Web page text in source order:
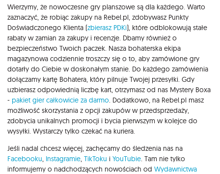
Wierzymy, że nowoczesne gry planszowe są dla każdego. Warto
zaznaczyć, że robiąc zakupy na Rebel.pl, zdobywasz Punkty
Doświadczonego Klienta (zbierasz PDKi), które odblokowują stałe
rabaty w zamian za zakupy i recenzje. Dbamy również o
bezpieczeństwo Twoich paczek. Nasza bohaterska ekipa
magazynowa codziennie troszczy się o to, aby zamówione gry
dotarły do Ciebie w doskonałym stanie. Do każdego zamówienia
dołączamy kartę Bohatera, który pilnuje Twojej przesyłki. Gdy
uzbierasz odpowiednią liczbę kart, otrzymasz od nas Mystery Boxa
- pakiet gier całkowicie za darmo. Dodatkowo, na Rebel.pl masz
możliwość skorzystania z opcji zakupów w przedsprzedaży,
zdobycia unikalnych promocji i bycia pierwszym w kolejce do
wysyłki. Wystarczy tylko czekać na kuriera.
Jeśli nadal chcesz więcej, zachęcamy do śledzenia nas na
Facebooku, Instagramie, TikToku i YouTubie. Tam nie tylko
informujemy o nadchodzących nowościach od Wydawnictwa